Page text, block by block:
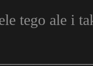
tego ale i